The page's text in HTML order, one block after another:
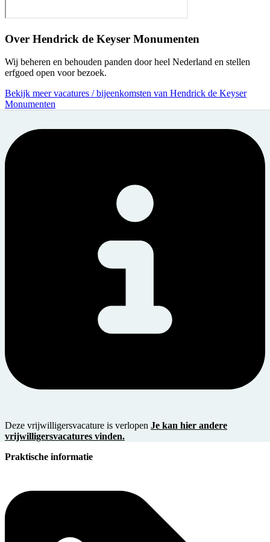
Over Hendrick de Keyser Monumenten
Wij beheren en behouden panden door heel Nederland en stellen
erfgoed open voor bezoek.
Bekijk meer vacatures / bijeenkomsten van Hendrick de Keyser
Monumenten
Deze vrijwilligersvacature is verlopen Je kan hier andere
vrijwilligersvacatures vinden.
Praktische informatie